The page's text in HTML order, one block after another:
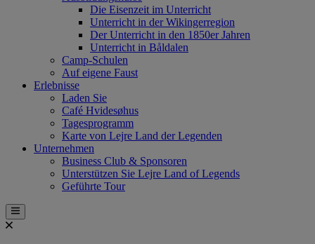
Die Eisenzeit im Unterricht
Unterricht in der Wikingerregion
Der Unterricht in den 1850er Jahren
Unterricht in Båldalen
Camp-Schulen
Auf eigene Faust
Erlebnisse
Laden Sie
Café Hvidesøhus
Tagesprogramm
Karte von Lejre Land der Legenden
Unternehmen
Business Club & Sponsoren
Unterstützen Sie Lejre Land of Legends
Geführte Tour